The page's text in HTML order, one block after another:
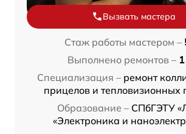
Вызвать мастера
Стаж работы мастером –
Выполнено ремонтов –
Специализация – ремонт
прицелов и тепловизионных
Образование – СПбГЭТУ
«Электроника и